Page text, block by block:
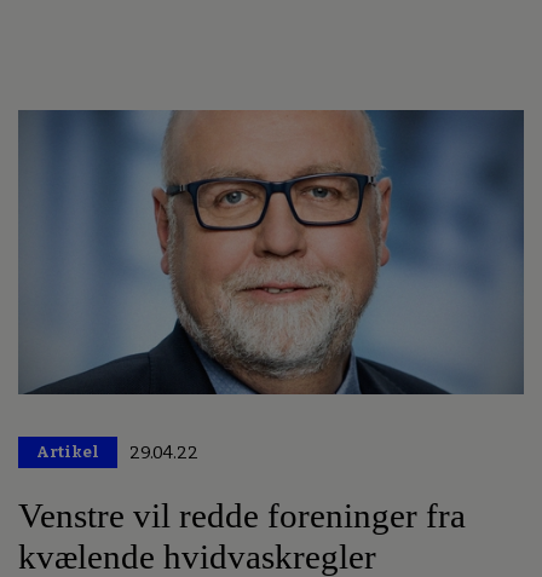
Artikel 29.04.22
Venstre vil redde foreninger fra
kvælende hvidvaskregler